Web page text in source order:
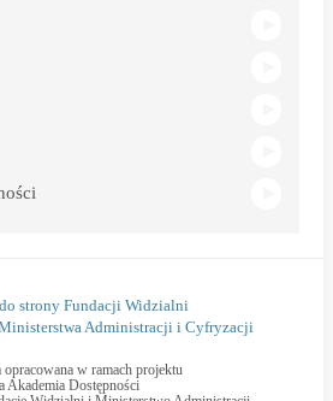
opracowana w ramach projektu
Akademia Dostępności